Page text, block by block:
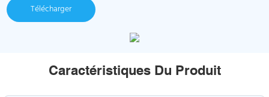
Télécharger
Caractéristiques Du Produit